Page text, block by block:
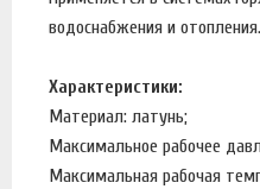
водоснабжения и отопления.
Характеристики:
Материал: латунь;
Максимальное рабочее
Максимальная рабочая